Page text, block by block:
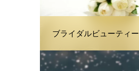
ブライダルビューティー